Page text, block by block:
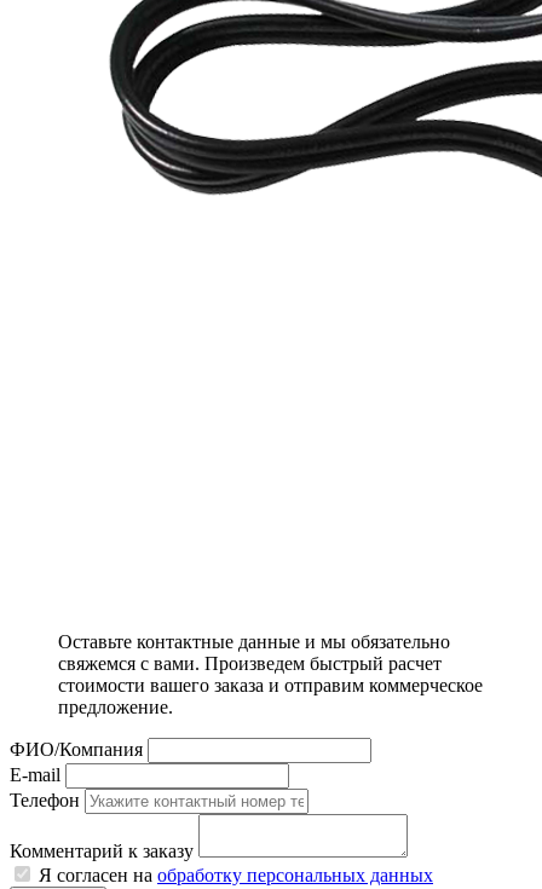
Оставьте контактные данные и мы обязательно
свяжемся с вами. Произведем быстрый расчет
стоимости вашего заказа и отправим коммерческое
предложение.
ФИО/Компания
E-mail
Телефон
Комментарий к заказу
Я согласен на обработку персональных данных